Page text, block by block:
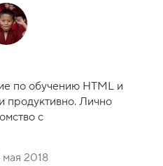
по обучению HTML и
продуктивно. Лично
с
мая 2018